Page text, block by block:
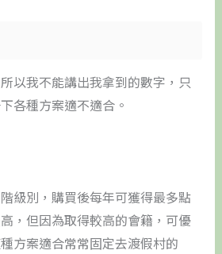
以我不能講出我拿到的數字，只
各種方案適不適合。
級別，購買後每年可獲得最多點
，但因為取得較高的會籍，可優
方案適合常常固定去渡假村的